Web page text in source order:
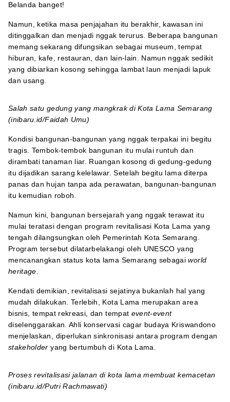
Belanda banget!
Namun, ketika masa penjajahan itu berakhir, kawasan ini
ditinggalkan dan menjadi nggak terurus. Beberapa bangunan
memang sekarang difungsikan sebagai museum, tempat
hiburan, kafe, restauran, dan lain-lain. Namun nggak sedikit
yang dibiarkan kosong sehingga lambat laun menjadi lapuk
dan usang.
Salah satu gedung yang mangkrak di Kota Lama Semarang
(inibaru.id/Faidah Umu)
Kondisi bangunan-bangunan yang nggak terpakai ini begitu
tragis. Tembok-tembok bangunan itu mulai runtuh dan
dirambati tanaman liar. Ruangan kosong di gedung-gedung
itu dijadikan sarang kelelawar. Setelah begitu lama diterpa
panas dan hujan tanpa ada perawatan, bangunan-bangunan
itu kemudian roboh.
Namun kini, bangunan bersejarah yang nggak terawat itu
mulai teratasi dengan program revitalisasi Kota Lama yang
tengah dilangsungkan oleh Pemerintah Kota Semarang.
Program tersebut dilatarbelakangi oleh UNESCO yang
mencanangkan status kota lama Semarang sebagaiworld
heritage
Kendati demikian, revitalisasi sejatinya bukanlah hal yang
mudah dilakukan. Terlebih, Kota Lama merupakan area
bisnis, tempat rekreasi, dan tempat event-event
diselenggarakan. Ahli konservasi cagar budaya Kriswandono
menjelaskan, diperlukan sinkronisasi antara program dengan
stakeholderyang bertumbuh di Kota Lama.
Proses revitalisasi jalanan di kota lama membuat kemacetan
(inibaru.id/Putri Rachmawati)